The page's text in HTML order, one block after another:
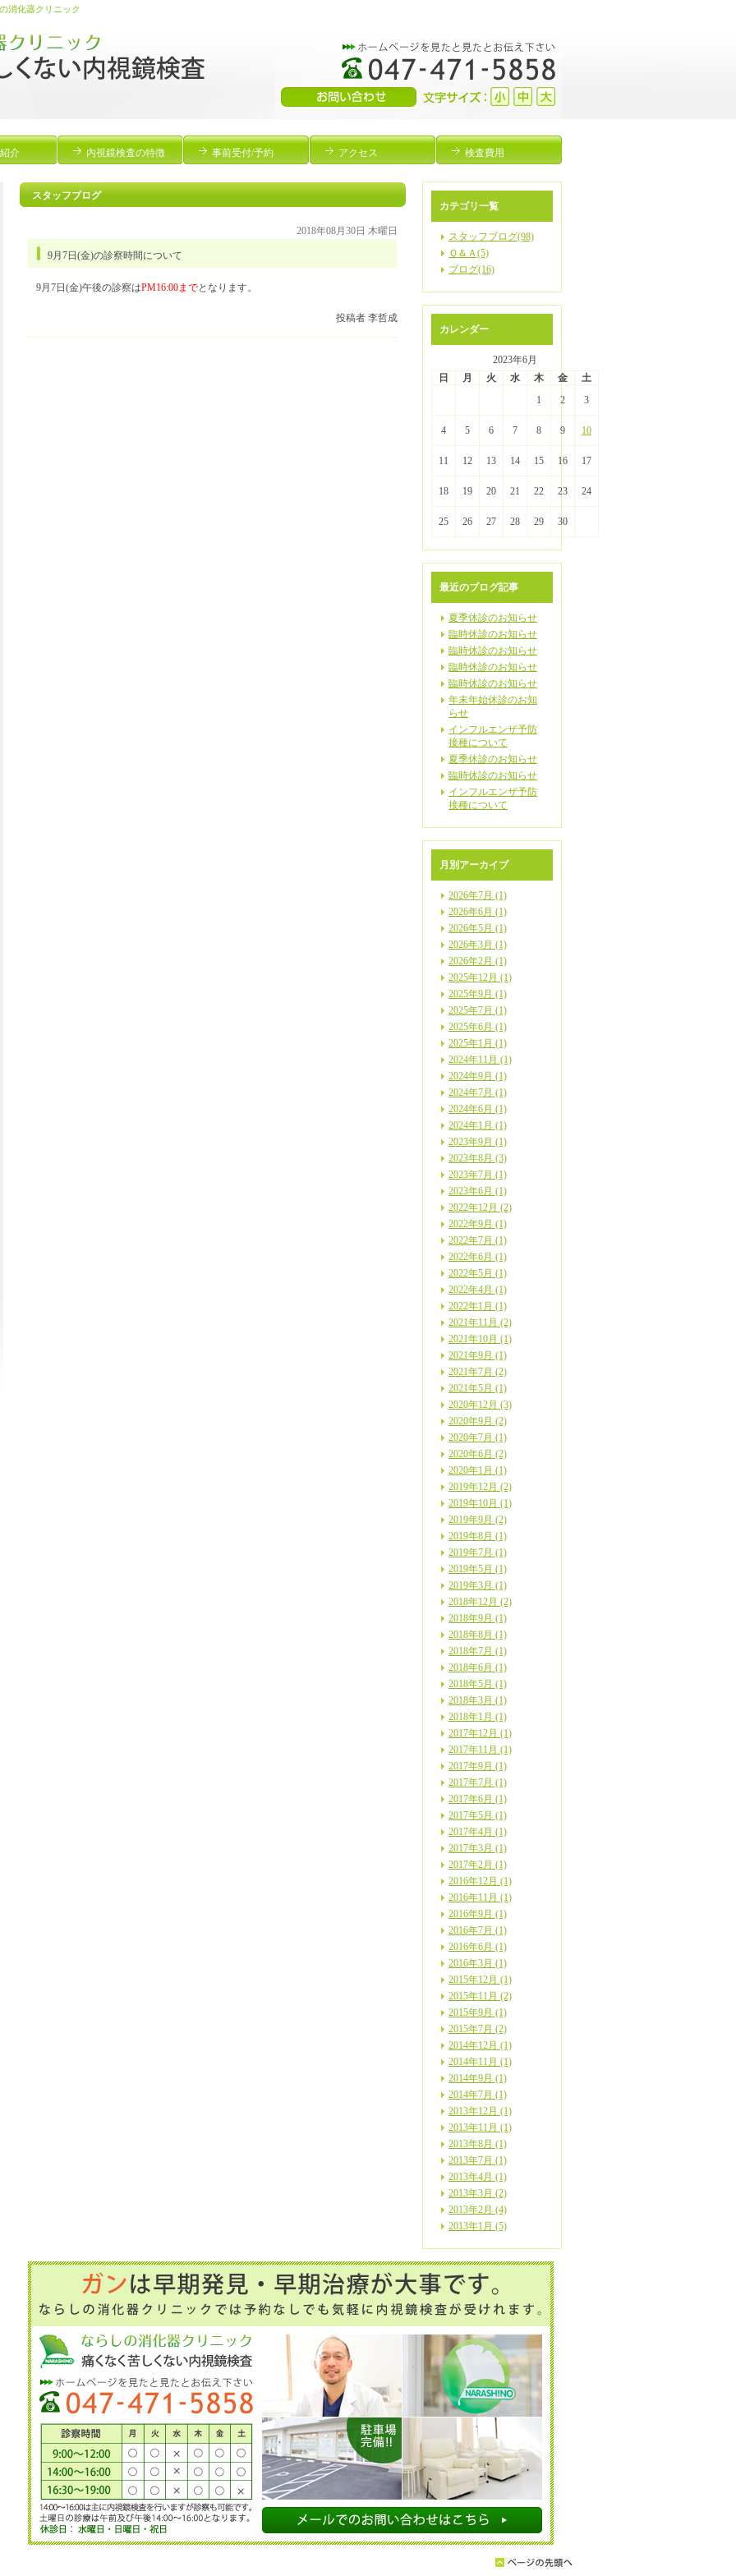
消化器クリニック
介 内視鏡検査の特徴 事前受付/予約 アクセス 検査費用
スタッフブログ
2018年08月30日 木曜日
9月7日(金)の診察時間について
9月7日(金)午後の診察はPM16:00までとなります。
投稿者 李哲成
カテゴリ一覧
スタッフブログ(98)
Ｑ＆Ａ(5)
ブログ(16)
カレンダー
2023年6月
日
月 火 水 木 金
土
1
2 3
4 5 6 7 8 9 10
11 12 13 14 15 16 17
18 19 20 21 22 23 24
25 26 27 28 29 30
最近のブログ記事
夏季休診のお知らせ
臨時休診のお知らせ
臨時休診のお知らせ
臨時休診のお知らせ
臨時休診のお知らせ
年末年始休診のお知
らせ
インフルエンザ予防
接種について
夏季休診のお知らせ
臨時休診のお知らせ
インフルエンザ予防
接種について
月別アーカイブ
2026年7月 (1)
2026年6月 (1)
2026年5月 (1)
2026年3月 (1)
2026年2月 (1)
2025年12月 (1)
2025年9月 (1)
2025年7月 (1)
2025年6月 (1)
2025年1月 (1)
2024年11月 (1)
2024年9月 (1)
2024年7月 (1)
2024年6月 (1)
2024年1月 (1)
2023年9月 (1)
2023年8月 (3)
2023年7月 (1)
2023年6月 (1)
2022年12月 (2)
2022年9月 (1)
2022年7月 (1)
2022年6月 (1)
2022年5月 (1)
2022年4月 (1)
2022年1月 (1)
2021年11月 (2)
2021年10月 (1)
2021年9月 (1)
2021年7月 (2)
2021年5月 (1)
2020年12月 (3)
2020年9月 (2)
2020年7月 (1)
2020年6月 (2)
2020年1月 (1)
2019年12月 (2)
2019年10月 (1)
2019年9月 (2)
2019年8月 (1)
2019年7月 (1)
2019年5月 (1)
2019年3月 (1)
2018年12月 (2)
2018年9月 (1)
2018年8月 (1)
2018年7月 (1)
2018年6月 (1)
2018年5月 (1)
2018年3月 (1)
2018年1月 (1)
2017年12月 (1)
2017年11月 (1)
2017年9月 (1)
2017年7月 (1)
2017年6月 (1)
2017年5月 (1)
2017年4月 (1)
2017年3月 (1)
2017年2月 (1)
2016年12月 (1)
2016年11月 (1)
2016年9月 (1)
2016年7月 (1)
2016年6月 (1)
2016年3月 (1)
2015年12月 (1)
2015年11月 (2)
2015年9月 (1)
2015年7月 (2)
2014年12月 (1)
2014年11月 (1)
2014年9月 (1)
2014年7月 (1)
2013年12月 (1)
2013年11月 (1)
2013年8月 (1)
2013年7月 (1)
2013年4月 (1)
2013年3月 (2)
2013年2月 (4)
2013年1月 (5)